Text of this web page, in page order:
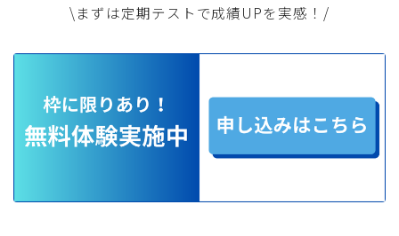
\まずは定期テストで成績UPを実感！/